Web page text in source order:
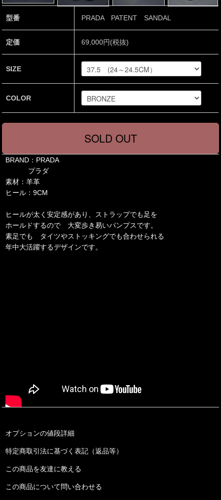
型番 PRADA PATENT SANDAL
定価 69,000円(税抜)
SIZE
COLOR
BRAND：PRADA
プラダ
素材：羊革
ヒール：9CM
ヒールが太く安定感があり、ストラップでも足を
ホールドするので 大変歩き易いパンプスです。
素足でも タイツやストッキングでも合わせられる
年中大活躍するデザインです。
オプションの値段詳細
特定商取引法に基づく表記（返品等）
この商品を友達に教える
この商品について問い合わせる